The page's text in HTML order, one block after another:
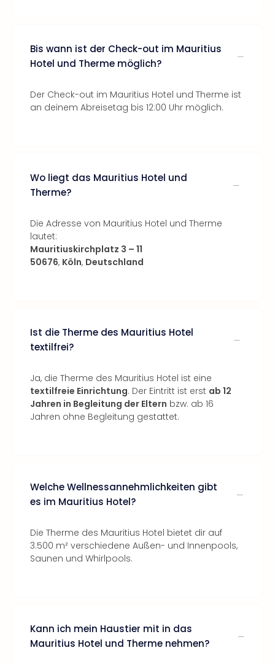
Bis wann ist der Check-out im Mauritius
Hotel und Therme möglich?
Der Check-out im Mauritius Hotel und Therme ist
an deinem Abreisetag bis 12:00 Uhr möglich.
Wo liegt das Mauritius Hotel und
Therme?
Die Adresse von Mauritius Hotel und Therme
lautet:
Mauritiuskirchplatz 3 – 11
50676, Köln, Deutschland
Ist die Therme des Mauritius Hotel
textilfrei?
Ja, die Therme des Mauritius Hotel ist eine
textilfreie Einrichtung. Der Eintritt ist erst ab 12
Jahren in Begleitung der Eltern bzw. ab 16
Jahren ohne Begleitung gestattet.
Welche Wellnessannehmlichkeiten gibt
es im Mauritius Hotel?
Die Therme des Mauritius Hotel bietet dir auf
3.500 m² verschiedene Außen- und Innenpools,
Saunen und Whirlpools.
Kann ich mein Haustier mit in das
Mauritius Hotel und Therme nehmen?